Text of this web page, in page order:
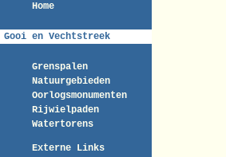
Home
Gooi en Vechtstreek
Grenspalen
Natuurgebieden
Oorlogsmonumenten
Rijwielpaden
Watertorens
Externe Links